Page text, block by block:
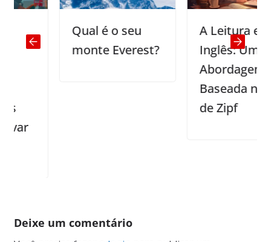
Qual é o seu
monte Everest?
A Leitura em
Inglês: Uma
Abordagem
Baseada na Lei
de Zipf
Deixe um comentário